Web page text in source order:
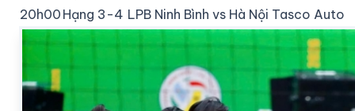
20h00 Hạng 3-4 LPB Ninh Bình vs Hà Nội Tasco Auto